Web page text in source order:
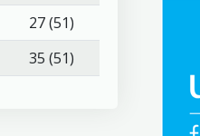
27 (51)
35 (51)